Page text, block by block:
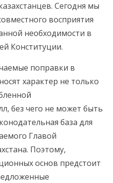
Сегодня мы
восприятия
необходимости в
Конституции.
поправки в
характер не только
без чего не может быть
база для
Главой
Поэтому,
основ предстоит